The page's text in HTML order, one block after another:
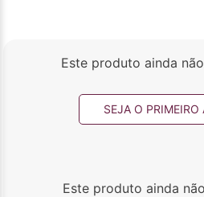
Este produto ainda
SEJA O PRIMEIRO
Este produto ainda